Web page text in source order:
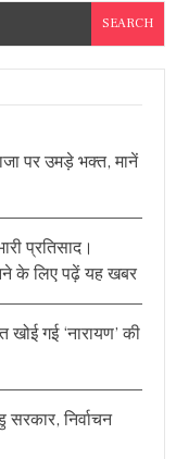
पर उमड़े भक्त, मानें
प्रतिसाद।
के लिए पढ़ें यह खबर
गई ‘नारायण’ की
निर्वाचन